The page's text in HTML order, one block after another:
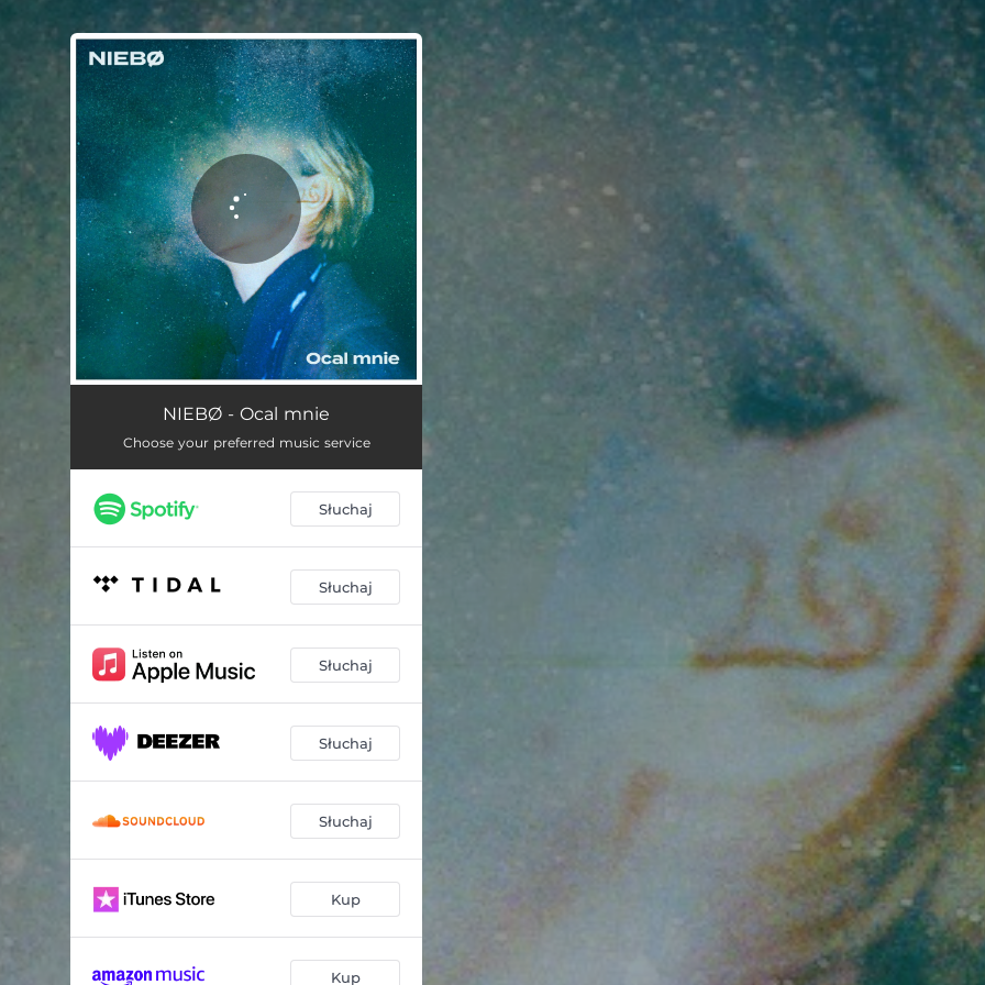
You're all set!
Ocal mnieNIEBØ - Ocal mnie
Choose your preferred music service
Słuchaj
Słuchaj
Słuchaj
Słuchaj
Słuchaj
Kup
Kup